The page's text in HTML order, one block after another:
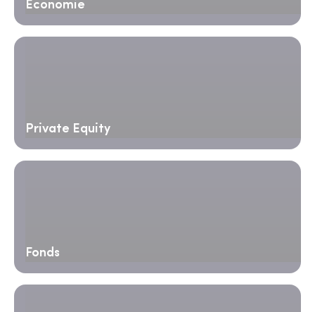
Économie
Private Equity
Fonds